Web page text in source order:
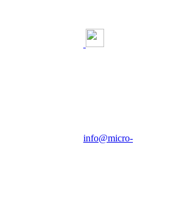
info@micro-